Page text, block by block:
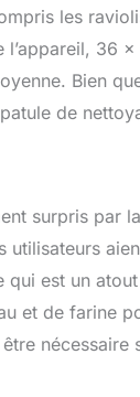
les
l’appareil,
Bien
de
surpris par
utilisateurs
qui est un
et de farine